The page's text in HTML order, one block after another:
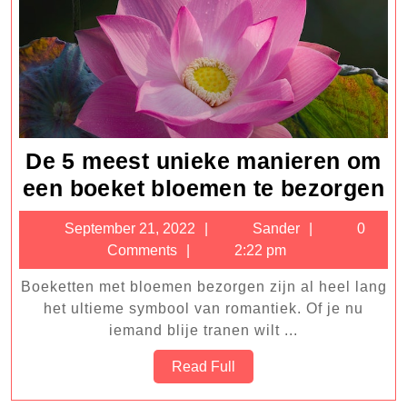
De 5 meest unieke manieren om
een boeket bloemen te bezorgen
5
September 21, 2022
September
21,
2022
Sander Sander
0
Comments
2:22 pm
Boeketten met bloemen bezorgen zijn al heel lang
het ultieme symbool van romantiek. Of je nu
iemand blije tranen wilt ...
Read Full
Full